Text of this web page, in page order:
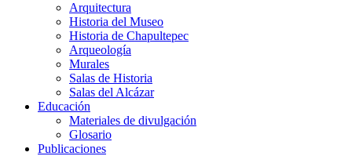
Arquitectura
Historia del Museo
Historia de Chapultepec
Arqueología
Murales
Salas de Historia
Salas del Alcázar
Educación
Materiales de divulgación
Glosario
Publicaciones